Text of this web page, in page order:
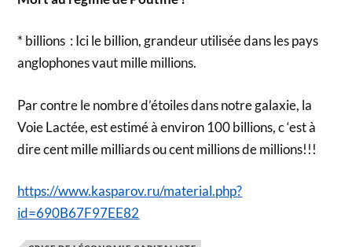
* billions : Ici le billion, grandeur utilisée dans les pays
anglophones vaut mille millions.
Par contre le nombre d’étoiles dans notre galaxie, la
Voie Lactée, est estimé à environ 100 billions, c ‘est à
dire cent mille milliards ou cent millions de millions!!!
https://www.kasparov.ru/material.php?
id=690B67F97EE82